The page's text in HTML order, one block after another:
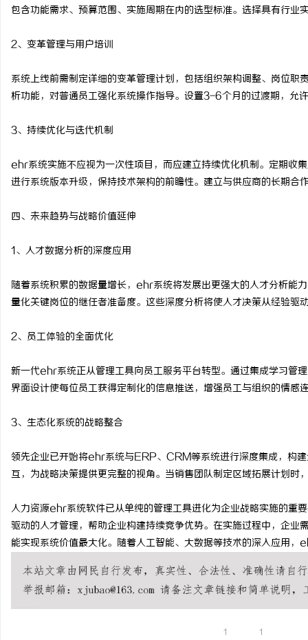
包含功能需求、预算范围、实施周期在内的选型标准。选择具有行业
2、变革管理与用户培训
系统上线前需制定详细的变革管理计划，包括组织架构调整、岗位
析功能，对普通员工强化系统操作指导。设置3-6个月的过渡期，允
3、持续优化与迭代机制
ehr系统实施不应视为一次性项目，而应建立持续优化机制。定期收
进行系统版本升级，保持技术架构的前瞻性。建立与供应商的长期合
四、未来趋势与战略价值延伸
1、人才数据分析的深度应用
随着系统积累的数据量增长，ehr系统将发展出更强大的人才分析能
量化关键岗位的继任者准备度。这些深度分析将使人才决策从经验驱
2、员工体验的全面优化
新一代ehr系统正从管理工具向员工服务平台转型。通过集成学习管
界面设计使每位员工获得定制化的信息推送，增强员工与组织的情感
3、生态化系统的战略整合
领先企业已开始将ehr系统与ERP、CRM等系统进行深度集成，构
互，为战略决策提供更完整的视角。当销售团队制定区域拓展计划时
人力资源ehr系统软件已从单纯的管理工具进化为企业战略实施的重
驱动的人才管理，帮助企业构建持续竞争优势。在实施过程中，企
能实现系统价值最大化。随着人工智能、大数据等技术的深入应用
1 1